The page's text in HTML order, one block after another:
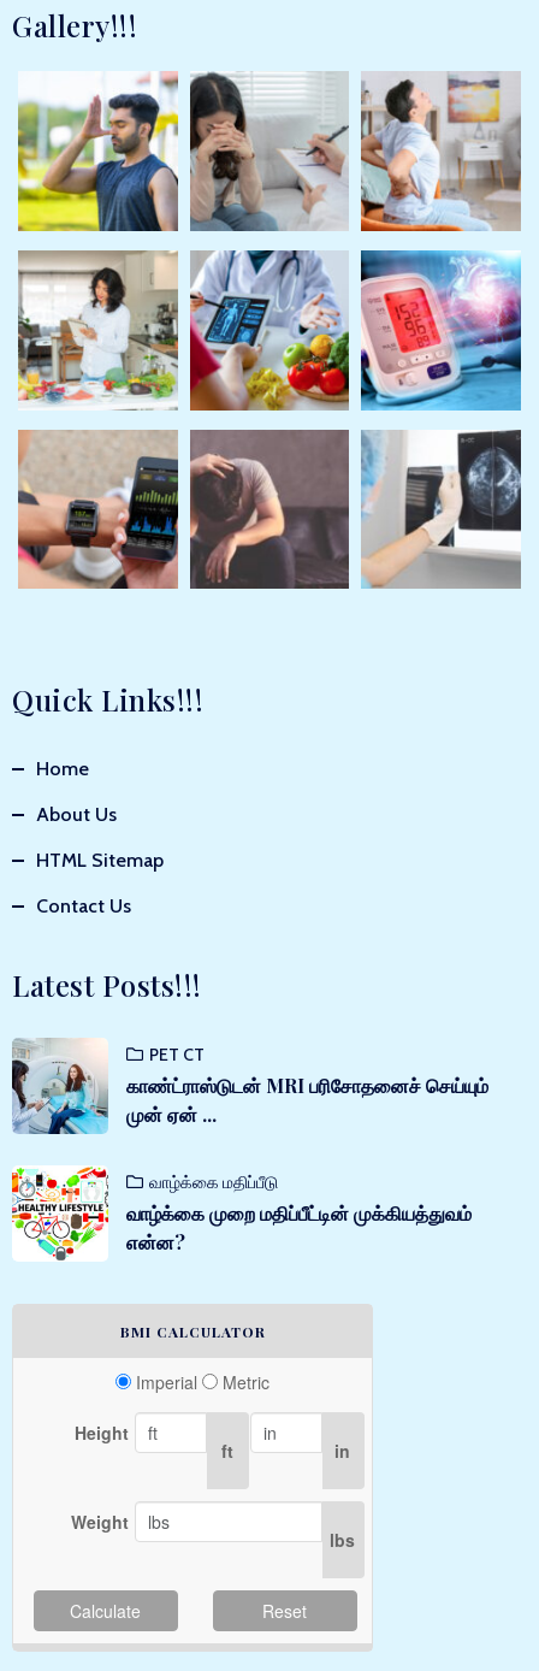
Gallery!!!
Quick Links!!!
Home
About Us
HTML Sitemap
Contact Us
Latest Posts!!!
PET CT
காண்ட்ராஸ்டுடன் MRI பரிசோதனைச் செய்யும்
முன் ஏன் ...
வாழ்க்கை மதிப்பீடு
வாழ்க்கை முறை மதிப்பீட்டின் முக்கியத்துவம்
என்ன?
BMI CALCULATOR
Imperial Metric
Height
ft in
Weight
lbs
Calculate Reset